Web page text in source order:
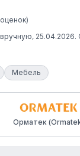
оценок)
вручную, 25.04.2026.
Мебель
Орматек